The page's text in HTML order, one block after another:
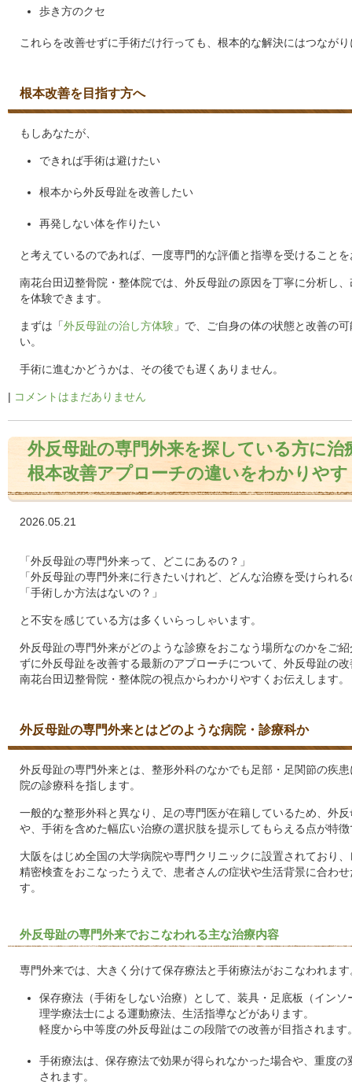
歩き方のクセ
これらを改善せずに手術だけ行っても、根本的な解決にはつなが
根本改善を目指す方へ
もしあなたが、
できれば手術は避けたい
根本から外反母趾を改善したい
再発しない体を作りたい
と考えているのであれば、一度専門的な評価と指導を受けること
南花台田辺整骨院・整体院では、外反母趾の原因を丁寧に分析し
を体験できます。
まずは「外反母趾の治し方体験 」で、ご自身の体の状態と改善の
い。
手術に進むかどうかは、その後でも遅くありません。
| コメントはまだありません
外反母趾の専門外来を探している方に治
根本改善アプローチの違いをわかりやす
2026.05.21
「外反母趾の専門外来って、どこにあるの？」
「外反母趾の専門外来に行きたいけれど、どんな治療を受けられ
「手術しか方法はないの？」
と不安を感じている方は多くいらっしゃいます。
外反母趾の専門外来がどのような診療をおこなう場所なのかをご
ずに外反母趾を改善する最新のアプローチについて、外反母趾の
南花台田辺整骨院・整体院の視点からわかりやすくお伝えします。
外反母趾の専門外来とはどのような病院・診療科か
外反母趾の専門外来とは、整形外科のなかでも足部・足関節の疾
院の診療科を指します。
一般的な整形外科と異なり、足の専門医が在籍しているため、外
や、手術を含めた幅広い治療の選択肢を提示してもらえる点が特
大阪をはじめ全国の大学病院や専門クリニックに設置されており
精密検査をおこなったうえで、患者さんの症状や生活背景に合わ
す。
外反母趾の専門外来でおこなわれる主な治療内容
専門外来では、大きく分けて保存療法と手術療法がおこなわれます
保存療法（手術をしない治療）として、装具・足底板（イン
理学療法士による運動療法、生活指導などがあります。
軽度から中等度の外反母趾はこの段階での改善が目指されます
手術療法は、保存療法で効果が得られなかった場合や、重度
されます。